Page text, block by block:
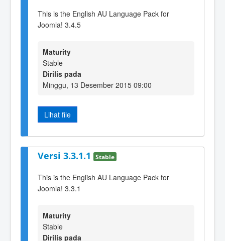
This is the English AU Language Pack for
Joomla! 3.4.5
Maturity
Stable
Dirilis pada
Minggu, 13 Desember 2015 09:00
Lihat file
Versi 3.3.1.1 Stable
This is the English AU Language Pack for
Joomla! 3.3.1
Maturity
Stable
Dirilis pada